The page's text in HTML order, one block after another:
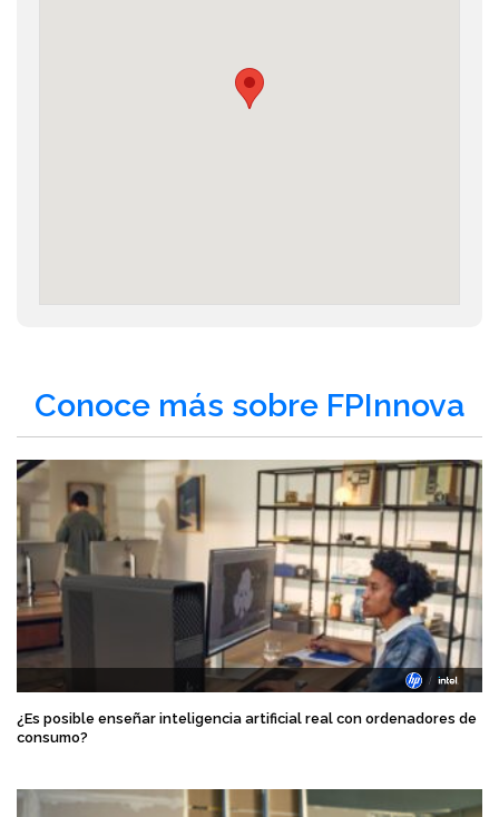
Conoce más sobre FPInnova
¿Es posible enseñar inteligencia artificial real con ordenadores de
consumo?